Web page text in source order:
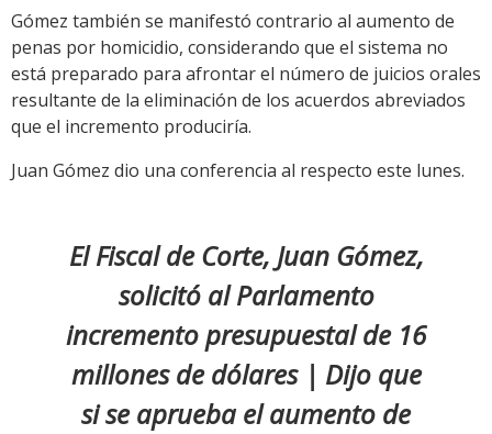
Gómez también se manifestó contrario al aumento de
penas por homicidio, considerando que el sistema no
está preparado para afrontar el número de juicios orales
resultante de la eliminación de los acuerdos abreviados
que el incremento produciría.
Juan Gómez dio una conferencia al respecto este lunes.
El Fiscal de Corte, Juan Gómez,
solicitó al Parlamento
incremento presupuestal de 16
millones de dólares | Dijo que
si se aprueba el aumento de